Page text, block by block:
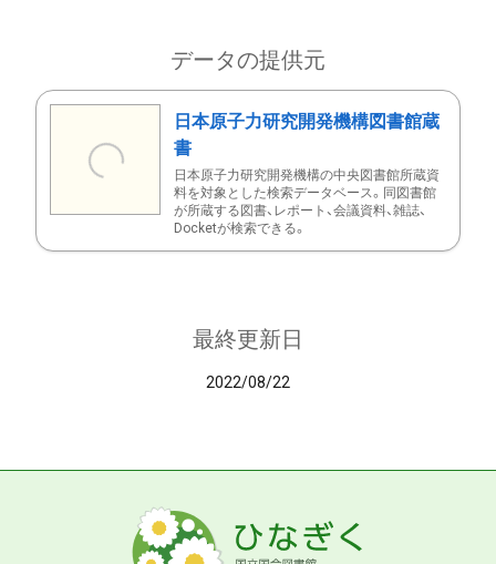
データの提供元
日本原子力研究開発機構図書館蔵
書
日本原子力研究開発機構の中央図書館所蔵資
料を対象とした検索データベース。同図書館
が所蔵する図書、レポート、会議資料、雑誌、
Docketが検索できる。
最終更新日
2022/08/22